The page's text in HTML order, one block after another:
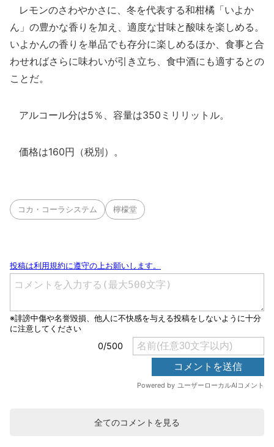
レモンのさわやかさに、冬を代表する和柑橘「いよか
ん」の豊かな香りを加え、適度な甘味と酸味を楽しめる。
いよかんの香りを単品でも存分に楽しめるほか、食事と合
わせればさらに味わいが引き立ち、食中酒にも適するとの
ことだ。
アルコール分は5％、容量は350ミリリットル。
価格は160円（税別）。
コカ・コーラシステム 檸檬堂
全てのコメントを見る